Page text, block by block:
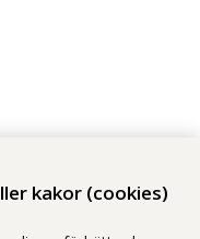
kakor (cookies)